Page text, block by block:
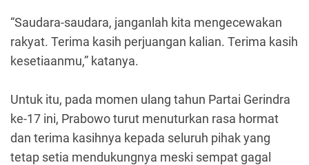
“Saudara-saudara, janganlah kita mengecewakan
rakyat. Terima kasih perjuangan kalian. Terima kasih
kesetiaanmu,” katanya.
Untuk itu, pada momen ulang tahun Partai Gerindra
ke-17 ini, Prabowo turut menuturkan rasa hormat
dan terima kasihnya kepada seluruh pihak yang
tetap setia mendukungnya meski sempat gagal